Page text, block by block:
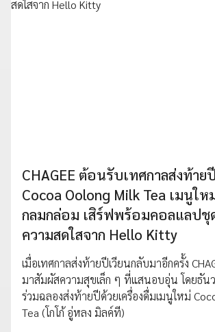
CHAGEE ต้อนรับเทศกาลส่งท้าย
Cocoa Oolong Milk Tea เมนูให
กลมกล่อม เสิร์ฟพร้อมคอลแลปชุ
ความสดใสจาก Hello Kitty
เมื่อเทศกาลส่งท้ายปีเวียนกลับมาอีกครั้ง
มาสัมผัสความสุขเล็ก ๆ ที่แสนอบอุ่น โดยธันว
ร่วมฉลองส่งท้ายปีด้วยเครื่องดื่มเมนูใหม่
Tea (โกโก้ อู่หลง มิลค์ที)